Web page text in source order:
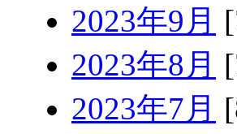
2023年9月
2023年8月
2023年7月